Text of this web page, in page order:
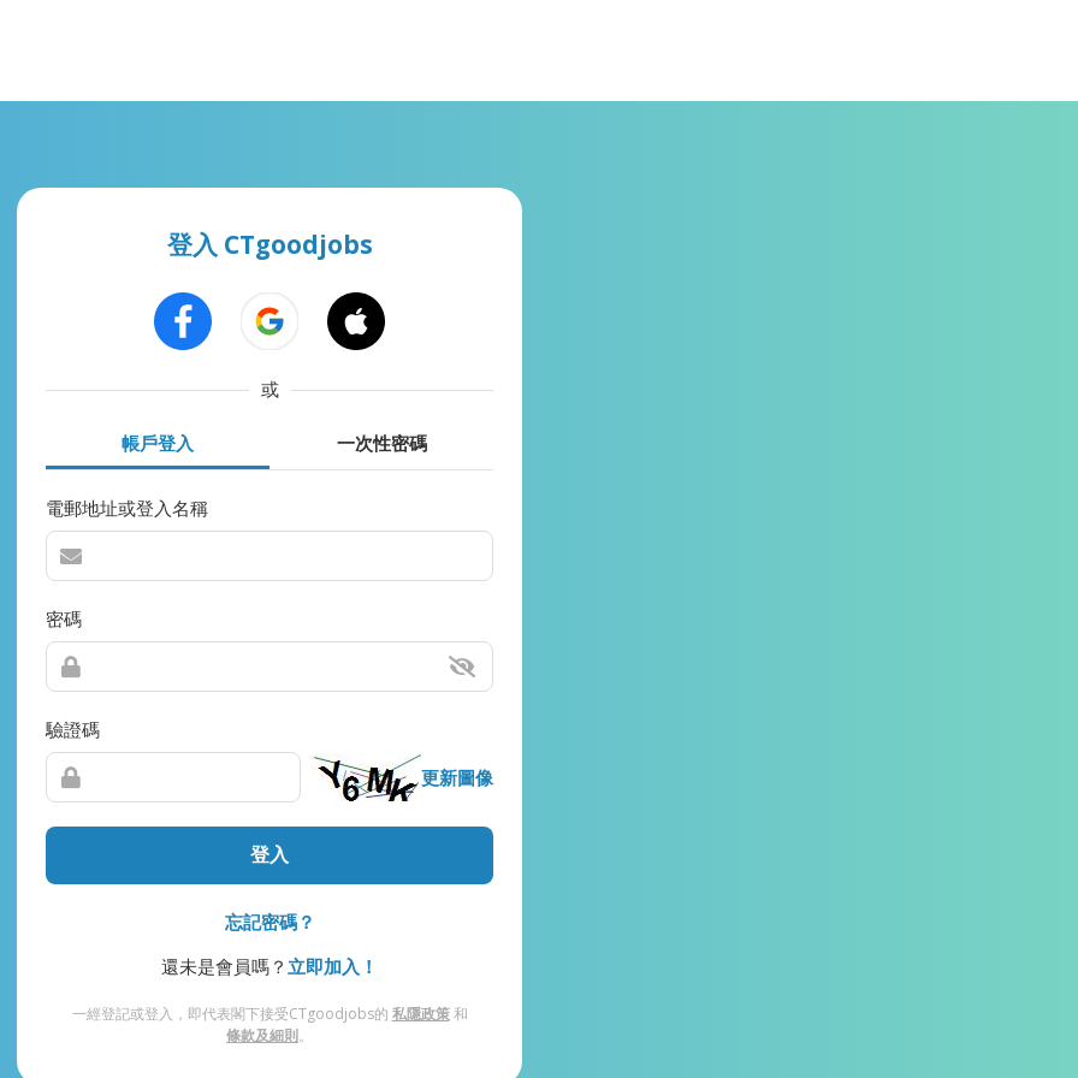
登入 CTgoodjobs
或
帳戶登入 一次性密碼
電郵地址或登入名稱
密碼
驗證碼
更新圖像
登入
忘記密碼？
還未是會員嗎？ 立即加入！
一經登記或登入，即代表閣下接受CTgoodjobs的 私隱政策和
條款及細則。